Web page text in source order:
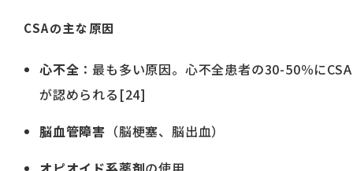
CSAの主な原因
心不全 ：最も多い原因。心不全患者の30-50％にCSA
が認められる[24]
脳血管障害 （脳梗塞、脳出血）